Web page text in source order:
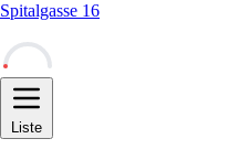
Spitalgasse 16
0
Liste